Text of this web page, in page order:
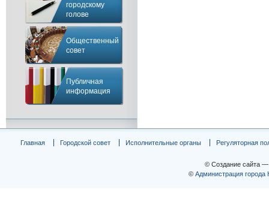
городскому
голове
Общественный
совет
Публичная
информация
Главная Городской совет Исполнительные органы Регуляторная
© Создание сайта
© Администрация города